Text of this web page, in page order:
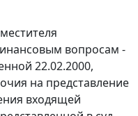
вопросам -
22.02.2000,
на представление
входящей